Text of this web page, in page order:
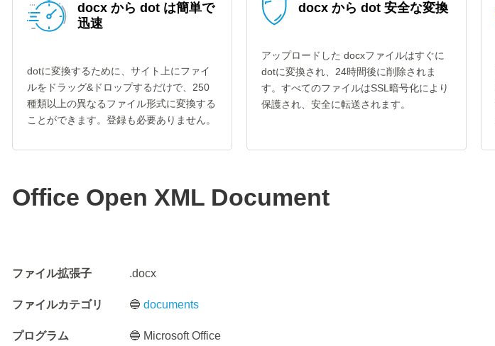
docx から dot は簡単で
迅速
dotに変換するために、サイト上にファイ
ルをドラッグ&ドロップするだけで、250
種類以上の異なるファイル形式に変換する
ことができます。登録も必要ありません。
docx から dot 安全な変換
アップロードした docxファイルはすぐに
dotに変換され、24時間後に削除されま
す。すべてのファイルはSSL暗号化により
保護され、安全に転送されます。
Office Open XML Document
ファイル拡張子 .docx
ファイルカテゴリ 🔵documents
プログラム
🔵 Microsoft Office